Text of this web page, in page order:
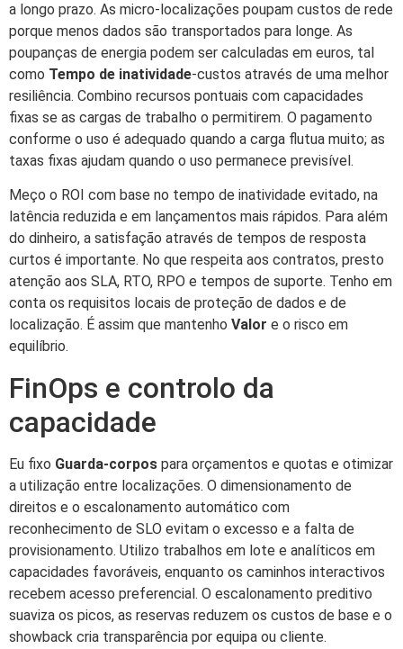
a longo prazo. As micro-localizações poupam custos de rede
porque menos dados são transportados para longe. As
poupanças de energia podem ser calculadas em euros, tal
como Tempo de inatividade-custos através de uma melhor
resiliência. Combino recursos pontuais com capacidades
fixas se as cargas de trabalho o permitirem. O pagamento
conforme o uso é adequado quando a carga flutua muito; as
taxas fixas ajudam quando o uso permanece previsível.
Meço o ROI com base no tempo de inatividade evitado, na
latência reduzida e em lançamentos mais rápidos. Para além
do dinheiro, a satisfação através de tempos de resposta
curtos é importante. No que respeita aos contratos, presto
atenção aos SLA, RTO, RPO e tempos de suporte. Tenho em
conta os requisitos locais de proteção de dados e de
localização. É assim que mantenho Valor e o risco em
equilíbrio.
FinOps e controlo da
capacidade
Eu fixo Guarda-corpos para orçamentos e quotas e otimizar
a utilização entre localizações. O dimensionamento de
direitos e o escalonamento automático com
reconhecimento de SLO evitam o excesso e a falta de
provisionamento. Utilizo trabalhos em lote e analíticos em
capacidades favoráveis, enquanto os caminhos interactivos
recebem acesso preferencial. O escalonamento preditivo
suaviza os picos, as reservas reduzem os custos de base e o
showback cria transparência por equipa ou cliente.